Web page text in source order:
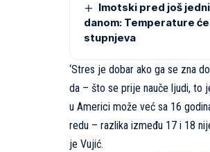
Imotski pred još
danom: Temperature
stupnjeva
‘Stres je dobar ako ga se zna
da – što se prije nauče ljudi, to
u Americi može već sa 16
redu – razlika između 17 i 18
je Vujić.